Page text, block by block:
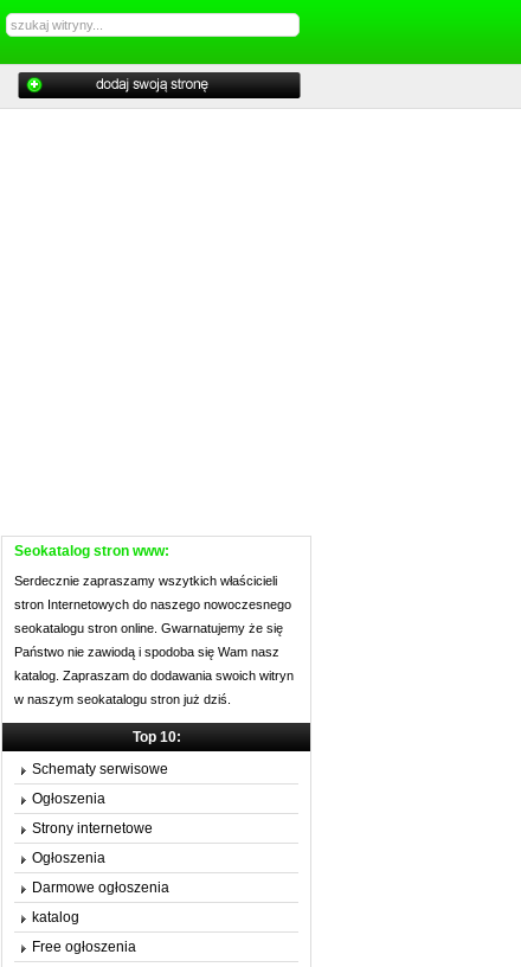
Seokatalog stron www:
Serdecznie zapraszamy wszytkich właścicieli
stron Internetowych do naszego nowoczesnego
seokatalogu stron online. Gwarnatujemy że się
Państwo nie zawiodą i spodoba się Wam nasz
katalog. Zapraszam do dodawania swoich witryn
w naszym seokatalogu stron już dziś.
Top 10:
Schematy serwisowe
Ogłoszenia
Strony internetowe
Ogłoszenia
Darmowe ogłoszenia
katalog
Free ogłoszenia